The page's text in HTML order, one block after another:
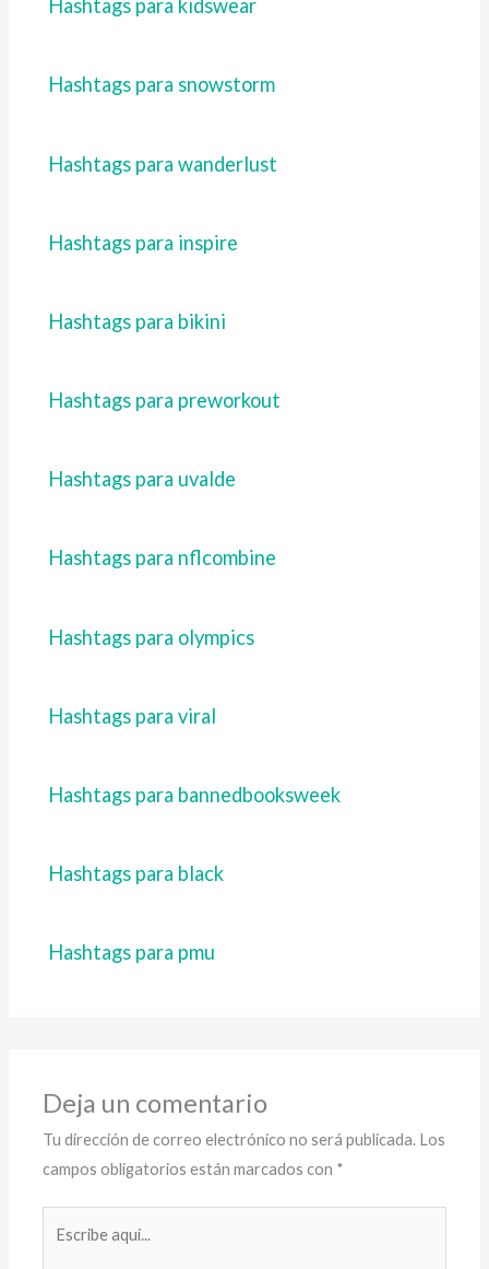
Hashtags para kidswear
Hashtags para snowstorm
Hashtags para wanderlust
Hashtags para inspire
Hashtags para bikini
Hashtags para preworkout
Hashtags para uvalde
Hashtags para nflcombine
Hashtags para olympics
Hashtags para viral
Hashtags para bannedbooksweek
Hashtags para black
Hashtags para pmu
Deja un comentario
Tu dirección de correo electrónico no será publicada. Los
campos obligatorios están marcados con *